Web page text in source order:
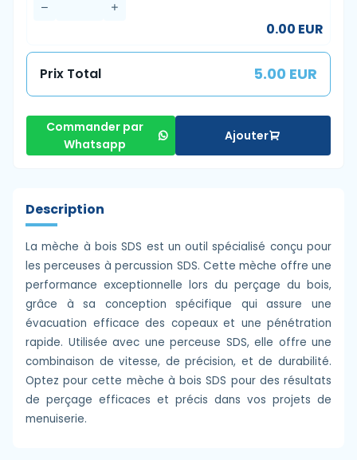
0.00 EUR
Prix Total 5.00 EUR
Commander par
Whatsapp
Ajouter
Description
La mèche à bois SDS est un outil spécialisé conçu pour
les perceuses à percussion SDS. Cette mèche offre une
performance exceptionnelle lors du perçage du bois,
grâce à sa conception spécifique qui assure une
évacuation efficace des copeaux et une pénétration
rapide. Utilisée avec une perceuse SDS, elle offre une
combinaison de vitesse, de précision, et de durabilité.
Optez pour cette mèche à bois SDS pour des résultats
de perçage efficaces et précis dans vos projets de
menuiserie.